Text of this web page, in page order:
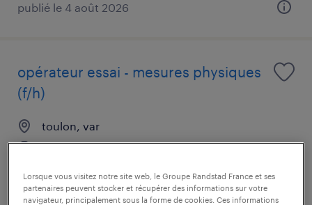
publié le 4 août 2026
opérateur essai - mesures physiques
(f/h)
toulon, var
intérim
Lorsque vous visitez notre site web, le Groupe Randstad France et ses
partenaires peuvent stocker et récupérer des informations sur votre
navigateur, principalement sous la forme de cookies. Ces informations